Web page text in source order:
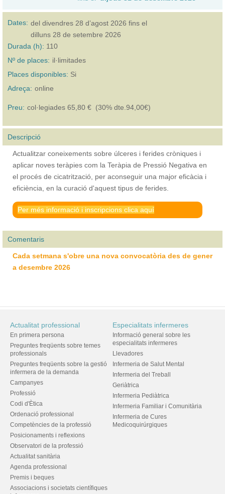
Dates: del divendres 28 d’agost 2026 fins el
dilluns 28 de setembre 2026
Durada (h): 110
Nº de places: il·limitades
Places disponibles: Si
Adreça: online
Preu: col·legiades 65,80 € (30% dte.94,00€)
Descripció
Actualitzar coneixements sobre úlceres i ferides cròniques i
aplicar noves teràpies com la Teràpia de Pressió Negativa en
el procés de cicatrització, per aconseguir una major eficàcia i
eficiència, en la curació d'aquest tipus de ferides.
Per més informació i inscripcions clica aquí
Comentaris
Cada setmana s'obre una nova convocatòria des de gener
a desembre 2026
Actualitat professional
En primera persona
Preguntes freqüents sobre temes
professionals
Preguntes freqüents sobre la gestió
infermera de la demanda
Campanyes
Professió
Codi d'Ètica
Ordenació professional
Competències de la professió
Posicionaments i reflexions
Observatori de la professió
Actualitat sanitària
Agenda professional
Premis i beques
Associacions i societats científiques
Especialitats infermeres
Informació general sobre les
especialitats infermeres
Llevadores
Infermeria de Salut Mental
Infermeria del Treball
Geriàtrica
Infermeria Pediàtrica
Infermeria Familiar i Comunitària
Infermeria de Cures
Medicoquirúrgiques